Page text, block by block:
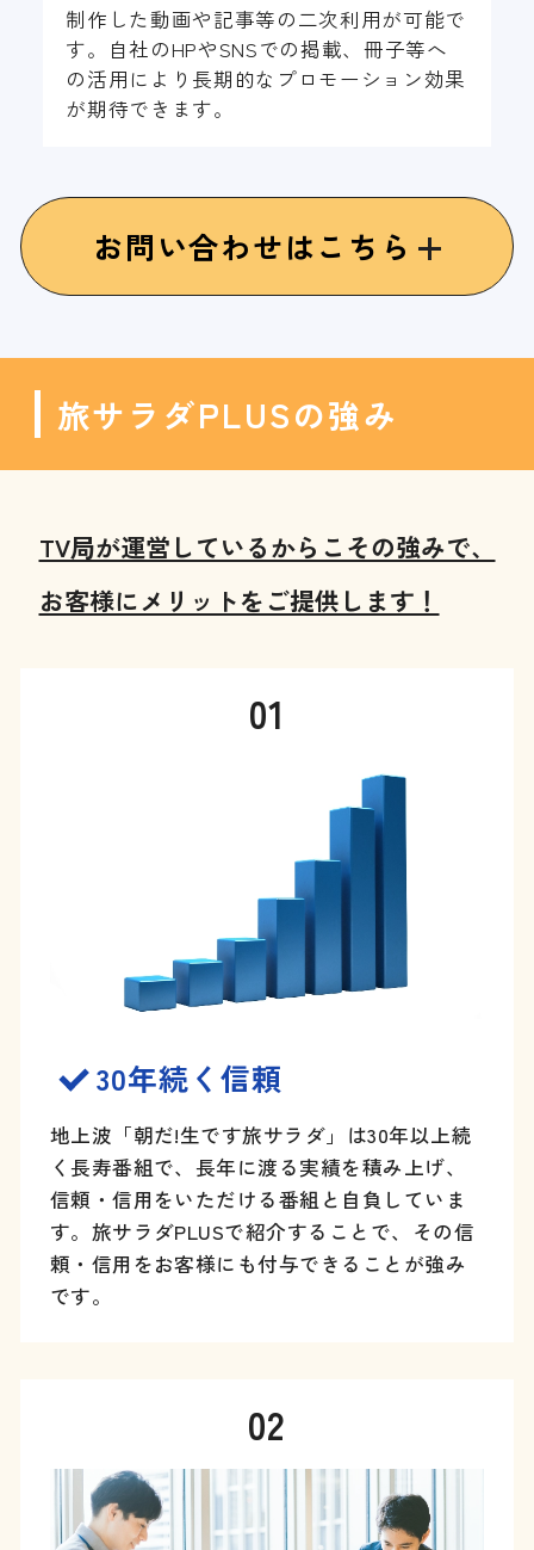
制作した動画や記事等の二次利用が可能で
す。自社のHPやSNSでの掲載、冊子等へ
の活用により長期的なプロモーション効果
が期待できます。
お問い合わせはこちら
旅サラダPLUSの強み
TV局が運営しているからこその強みで、
お客様にメリットをご提供します！
01
30年続く信頼
地上波「朝だ!生です旅サラダ」は30年以上続
く長寿番組で、長年に渡る実績を積み上げ、
信頼・信用をいただける番組と自負してい ま
す。旅サラダPLUSで紹介することで、その信
頼・信用をお客様にも付与できることが強み
です。
02